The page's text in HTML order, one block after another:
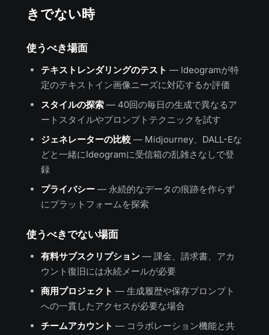
きでない時
使うべき場面
テキストレンダリングのテスト — Ideogramが特
定のテキストイン画像ニーズに対応するか評価
スタイルの探索 — 40回の毎日の生成で異なるア
ートスタイルやプロンプトテクニックを試す
ジェネレーターの比較 — Midjourney、DALL-Eな
どと一緒にIdeogramに受信箱の乱雑さなしで登
録
プライバシー — 永続的なデータの痕跡を作らず
にプラットフォームを探索
使うべきでない場面
有料サブスクリプション — 課金、請求書、アカ
ウント復旧には永続メールが必要
商用プロジェクト — 生成履歴や保存プロンプト
への一貫したアクセスが必要な場合
チームアカウント — コラボレーション機能と共